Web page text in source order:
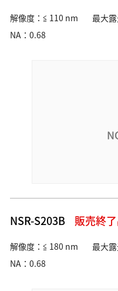
解像度：≦ 110 nm
最大
NA：0.68
NSR-S203B 販売終
解像度：≦ 180 nm
最大
NA：0.68